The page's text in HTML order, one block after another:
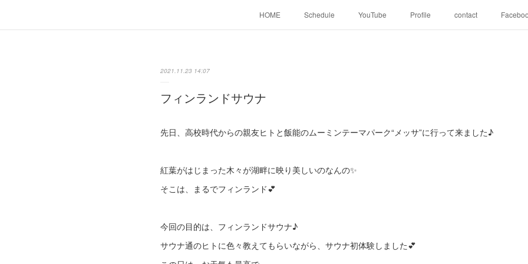
HOME Schedule YouTube Profile contact
2021.11.23 14:07
フィンランドサウナ
先日、高校時代からの親友ヒトと飯能のムーミンテーマパーク“メッサ”に行って来ました♪
紅葉がはじまった木々が湖畔に映り美しいのなんの✨
そこは、まるでフィンランド💕
今回の目的は、フィンランドサウナ♪
サウナ通のヒトに色々教えてもらいながら、サウナ初体験しました💕